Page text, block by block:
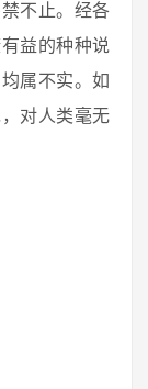
不止。经各
益的种种说
属不实。如
对人类毫无